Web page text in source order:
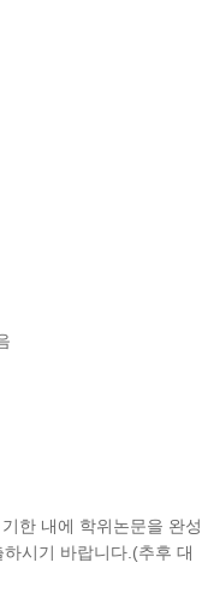
한 내에 학위논문을 완성
시기 바랍니다.(추후 대